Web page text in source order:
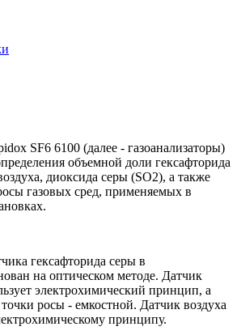
SF6 6100 (далее - газоанализаторы)
объемной доли гексафторида
диоксида серы (SO2), а также
газовых сред, применяемых в
гексафторида серы в
на оптическом методе. Датчик
электрохимический принцип, а
росы - емкостной. Датчик воздуха
принципу.